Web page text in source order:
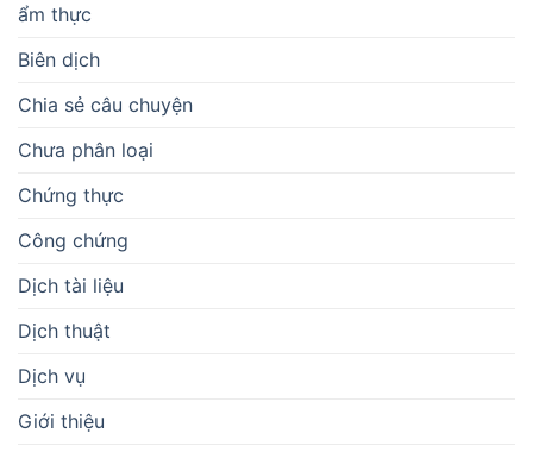
ẩm thực
Biên dịch
Chia sẻ câu chuyện
Chưa phân loại
Chứng thực
Công chứng
Dịch tài liệu
Dịch thuật
Dịch vụ
Giới thiệu